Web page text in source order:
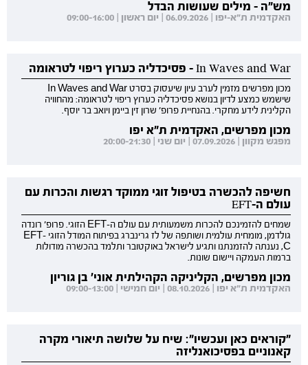
מש"ה - מילים שעושות הבדל
האקדמית ת"א-יפו | 06.09.2026 | יום ראשון | 09:00-16:00
In Waves and War - פסיכדליה כערוץ ריפוי לטראומה
מכון מפרשים מזמין לערב עיון שיעסוק בסרט In Waves and War
שישמש כמצע לדיון בנושא פסיכדליה כערוץ ריפוי לטראומה: מהחוויה
הקלינית לידע מחקרי. בהנחיית פרופ' שרון זין ביימן ויואב בר יוסף.
מכון מפרשים, האקדמית ת"א יפו
מפגש מקוון | 07.09.2026 | יום שני | 20:00-21:30
חשיפה להכשרה בטיפול זוגי ממוקד רגשות והכרות עם
עולם ה-EFT
שמחים להזמינכם להכרות משמעותית עם עולם ה-EFT הזוגי. פרופ' רונדה
גולדמן, מומחית עולמית ושותפה של לז גרינברג בפיתוח המודל הזוגי EFT-
C, נענתה להזמנתנו ותגיע לישראל באוקטובר ותלמד בהכשרה מודולות
ברמות העמקה ויישום שונות.
מכון מפרשים, הקליניקה הקהילתית אוני' בן גוריון
האקדמית ת"א יפו | 08.10.2026 | יום חמישי | 09:00-13:00
"קוראים כאן ועכשיו": שיח על שלושה תיאורי מקרה
קאנוניים בפסיכואנליזה